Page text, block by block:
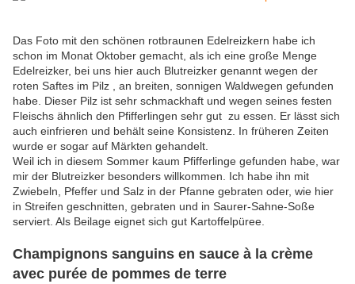
Das Foto mit den schönen rotbraunen Edelreizkern habe ich
schon im Monat Oktober gemacht, als ich eine große Menge
Edelreizker, bei uns hier auch Blutreizker genannt wegen der
roten Saftes im Pilz , an breiten, sonnigen Waldwegen gefunden
habe. Dieser Pilz ist sehr schmackhaft und wegen seines festen
Fleischs ähnlich den Pfifferlingen sehr gut zu essen. Er lässt sich
auch einfrieren und behält seine Konsistenz. In früheren Zeiten
wurde er sogar auf Märkten gehandelt.
Weil ich in diesem Sommer kaum Pfifferlinge gefunden habe, war
mir der Blutreizker besonders willkommen. Ich habe ihn mit
Zwiebeln, Pfeffer und Salz in der Pfanne gebraten oder, wie hier
in Streifen geschnitten, gebraten und in Saurer-Sahne-Soße
serviert. Als Beilage eignet sich gut Kartoffelpüree.
Champignons sanguins en sauce à la crème
avec purée de pommes de terre